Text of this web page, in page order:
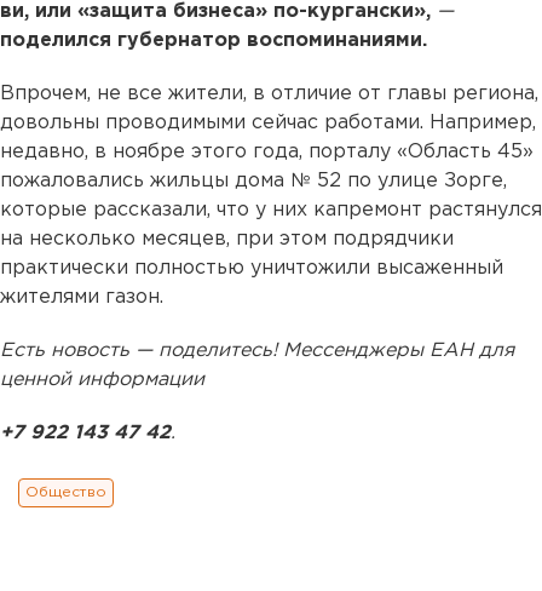
ви, или «защита бизнеса» по-кургански», —
поделился губернатор воспоминаниями.
Впрочем, не все жители, в отличие от главы региона,
довольны проводимыми сейчас работами. Например,
недавно, в ноябре этого года, порталу «Область 45»
пожаловались жильцы дома № 52 по улице Зорге,
которые рассказали, что у них капремонт растянулся
на несколько месяцев, при этом подрядчики
практически полностью уничтожили высаженный
жителями газон.
Есть новость — поделитесь! Мессенджеры ЕАН для
ценной информации
+7 922 143 47 42.
Общество